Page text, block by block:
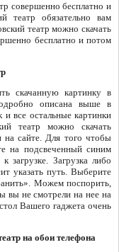
совершенно бесплатно и
театр обязательно вам
театр можно скачать
бесплатно и потом
скачанную картинку в
описана выше в
и все остальные картинки
театр можно скачать
на сайте. Для того чтобы
на подсвеченный синим
загрузке. Загрузка либо
указать путь. Выберите
Можем поспорить,
вы не смотрели на нее на
Вашего гаджета очень
на обои телефона